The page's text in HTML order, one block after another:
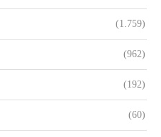
(1.759)
(962)
(192)
(60)